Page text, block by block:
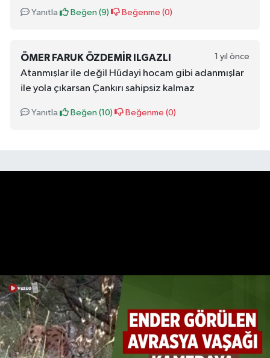
Yanıtla Beğen (9) Beğenme (0)
ÖMER FARUK ÖZDEMIR ILGAZLI 1 yıl önce
Atanmışlar ile değil Hüdayi hocam gibi adanmışlar
ile yola çıkarsan Çankırı sahipsiz kalmaz
Yanıtla Beğen (10) Beğenme (0)